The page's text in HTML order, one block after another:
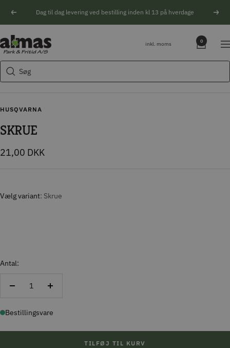
Forrige Dag til dag levering ved bestilling inden kl 13 på hverdage
Søg
Almas
Park
&
Fritid
inkl. moms 0
HUSQVARNA
SKRUE
Tilbudspris
21,00 DKK
Vælg variant Skrue
Antal:
Reducer
Forøg
Bestillingsvare
TILFØJ TIL KURV
Søgeforslag
Husqvarna motorsav
Kikkert
Blink